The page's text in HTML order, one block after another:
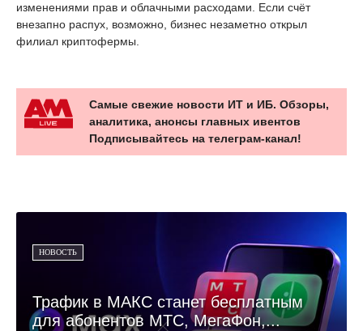
изменениями прав и облачными расходами. Если счёт
внезапно распух, возможно, бизнес незаметно открыл
филиал криптофермы.
Самые свежие новости ИТ и ИБ. Обзоры,
аналитика, анонсы главных ивентов
Подписывайтесь на телеграм-канал!
НОВОСТЬ
Трафик в МАКС станет бесплатным
для абонентов МТС, МегаФон,...